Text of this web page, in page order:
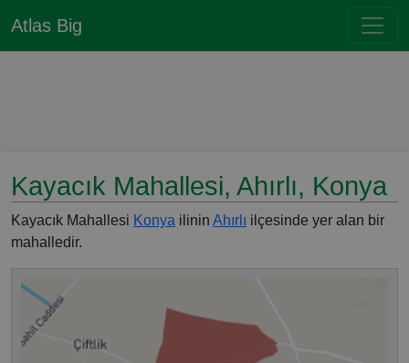
Atlas Big
Kayacık Mahallesi, Ahırlı, Konya
Kayacık Mahallesi Konya ilinin Ahırlı ilçesinde yer alan bir
mahalledir.